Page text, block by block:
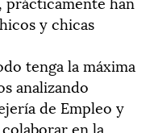
y chicas
tenga la máxima
analizando
de Empleo y
en la